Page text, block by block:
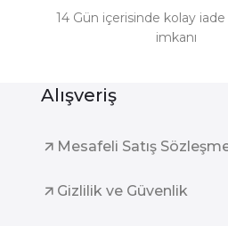
14 Gün içerisinde kolay
imkanı
Alışveriş
Mesafeli Satış
Gizlilik ve Güvenlik